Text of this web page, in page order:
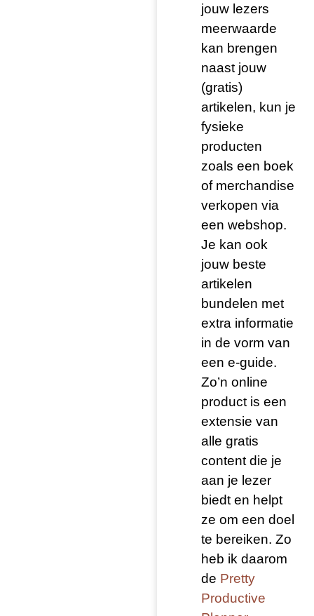
jouw lezers
meerwaarde
kan brengen
naast jouw
(gratis)
artikelen, kun je
fysieke
producten
zoals een boek
of merchandise
verkopen via
een webshop.
Je kan ook
jouw beste
artikelen
bundelen met
extra informatie
in de vorm van
een e-guide.
Zo’n online
product is een
extensie van
alle gratis
content die je
aan je lezer
biedt en helpt
ze om een doel
te bereiken. Zo
heb ik daarom
de Pretty
Productive